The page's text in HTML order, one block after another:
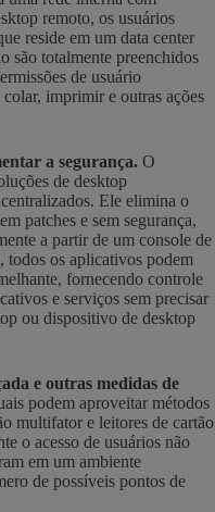
remoto, os usuários
reside em um data center
são totalmente preenchidos
de usuário
imprimir e outras ações
a segurança. O
de desktop
Ele elimina o
patches e sem segurança,
a partir de um console de
todos os aplicativos podem
fornecendo controle
e serviços sem precisar
ou dispositivo de desktop
e outras medidas de
podem aproveitar métodos
multifator e leitores de cartão
o acesso de usuários não
em um ambiente
de possíveis pontos de